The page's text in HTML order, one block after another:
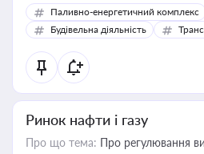
Паливно-енергетичний комплекс
Будівельна діяльність
Ринок нафти і газу
Про що тема: Про регулювання